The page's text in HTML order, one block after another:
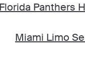
Panthers
Miami Limo